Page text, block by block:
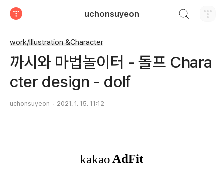
uchonsuyeon
work/Illustration &Character
까시와 마법놀이터 - 돌프 Chara
cter design - dolf
uchonsuyeon 2021. 1. 15. 11:12